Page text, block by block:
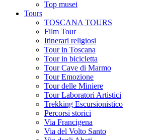
Top musei
Tours
TOSCANA TOURS
Film Tour
Itinerari religiosi
Tour in Toscana
Tour in bicicletta
Tour Cave di Marmo
Tour Emozione
Tour delle Miniere
Tour Laboratori Artistici
Trekking Escursionistico
Percorsi storici
Via Francigena
Via del Volto Santo